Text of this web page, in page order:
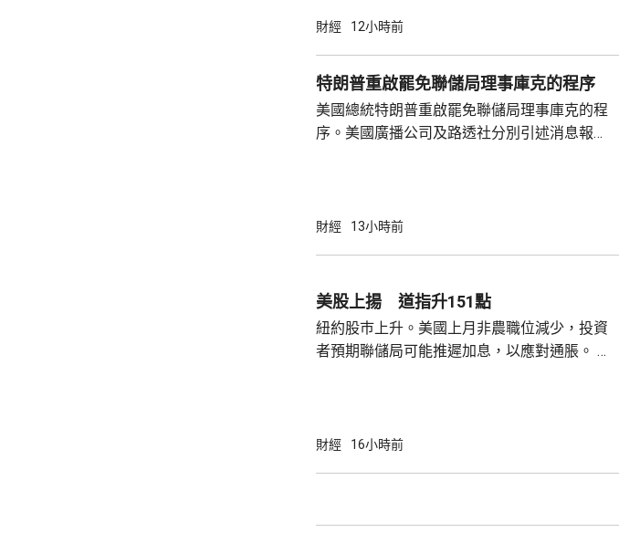
什和特朗普長期以來關係非常密切，一直會討
見，令外界質疑特朗普可能試圖影響聯儲局決
策。不過日程顯示，沃什6月沒與特朗普通話
或會談，只是與財長貝森特進行三次早餐
財經 12小時前
特朗普重啟罷免聯儲局理事庫克的程序
美國總統特朗普重啟罷免聯儲局理事庫克的程
序。美國廣播公司及路透社分別引述消息報
事的誠信產生質疑，因此特朗普正考慮撒銷她
何正當理由可以解除庫克的職務。 特朗普去年
8月底亦曾以欺詐抵押貸款為由，解除庫...
財經 13小時前
美股上揚 道指升151點
紐約股巿上升。美國上月非農職位減少，投資
者預期聯儲局可能推遲加息，以應對通脹。 道
上升47點。 總計整個星期，納指上升5.2%。
財經 16小時前